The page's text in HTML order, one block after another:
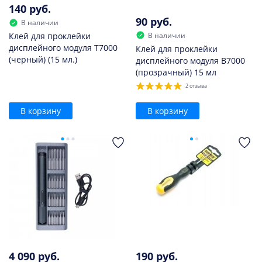
140 руб.
В наличии
Клей для проклейки
дисплейного модуля T7000
(черный) (15 мл.)
В корзину
90 руб.
В наличии
Клей для проклейки
дисплейного модуля B7000
(прозрачный) 15 мл
2 отзыва
В корзину
4 090 руб. 190 руб.